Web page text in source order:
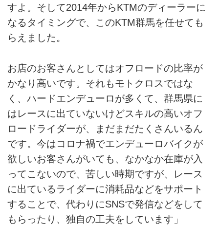
すよ。そして2014年からKTMのディーラーに
なるタイミングで、このKTM群馬を任せても
らえました。
お店のお客さんとしてはオフロードの比率が
かなり高いです。それもモトクロスではな
く、ハードエンデューロが多くて、群馬県に
はレースに出ていないけどスキルの高いオフ
ロードライダーが、まだまだたくさんいるん
です。今はコロナ禍でエンデューロバイクが
欲しいお客さんがいても、なかなか在庫が入
ってこないので、苦しい時期ですが、レース
に出ているライダーに消耗品などをサポート
することで、代わりにSNSで発信などをして
もらったり、独自の工夫をしています」